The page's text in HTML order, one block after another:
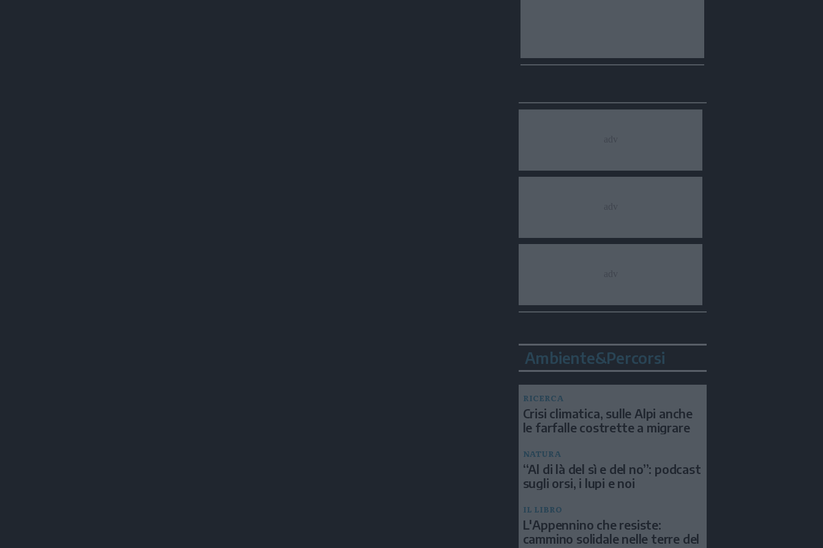
Ambiente&Percorsi
RICERCA
Crisi climatica, sulle Alpi anche
le farfalle costrette a migrare
NATURA
“Al di là del sì e del no”: podcast
sugli orsi, i lupi e noi
IL LIBRO
L'Appennino che resiste:
cammino solidale nelle terre del